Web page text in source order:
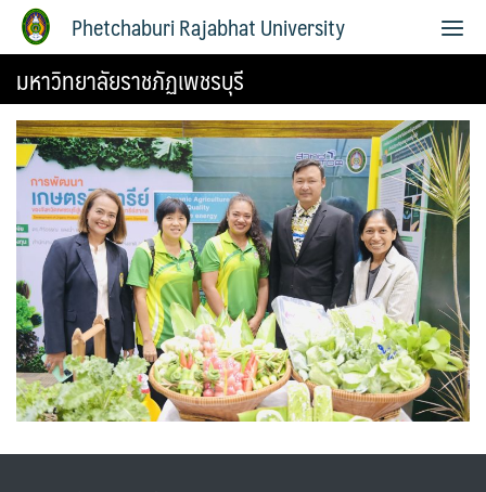
Phetchaburi Rajabhat University
มหาวิทยาลัยราชภัฏเพชรบุรี